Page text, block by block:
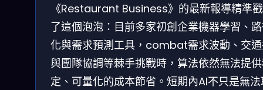
《Restaurant Business》的最新報導精準
了這個泡泡：目前多家初創企業機器學習、
化與需求預測工具，combat需求波動、交
與團隊協調等棘手挑戰時，算法依然無法提
定、可量化的成本節省。短期內AI不只是無